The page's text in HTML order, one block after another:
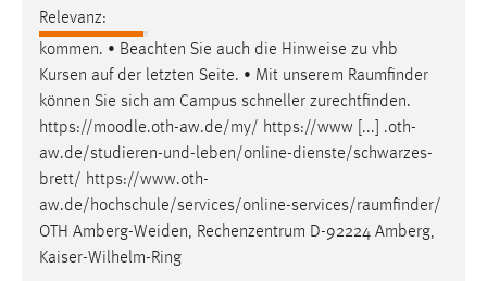
Relevanz:
kommen. • Beachten Sie auch die Hinweise zu vhb
Kursen auf der letzten Seite. • Mit unserem Raumfinder
können Sie sich am Campus schneller zurechtfinden.
https://moodle.oth-aw.de/my/ https://www [...] .oth-
aw.de/studieren-und-leben/online-dienste/schwarzes-
brett/ https://www.oth-
aw.de/hochschule/services/online-services/raumfinder/
OTH Amberg-Weiden, Rechenzentrum D-92224 Amberg,
Kaiser-Wilhelm-Ring